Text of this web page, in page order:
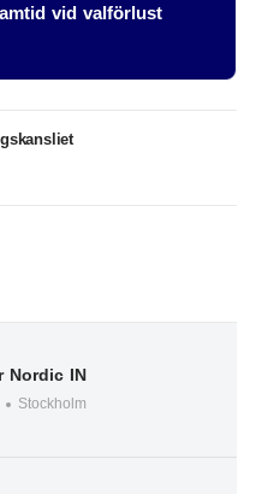
vid valförlust
Nordic IN
Stockholm